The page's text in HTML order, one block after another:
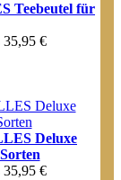
Teebeutel für
35,95 €
Deluxe
35,95 €